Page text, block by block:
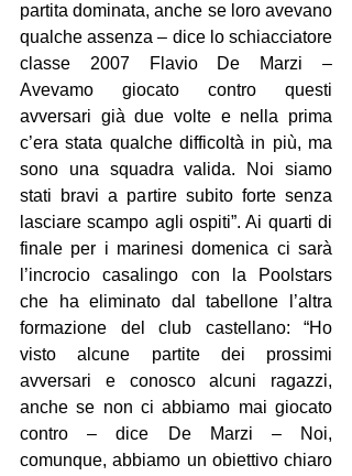
partita dominata, anche se loro avevano
qualche assenza – dice lo schiacciatore
classe 2007 Flavio De Marzi –
Avevamo giocato contro questi
avversari già due volte e nella prima
c’era stata qualche difficoltà in più, ma
sono una squadra valida. Noi siamo
stati bravi a partire subito forte senza
lasciare scampo agli ospiti”. Ai quarti di
finale per i marinesi domenica ci sarà
l’incrocio casalingo con la Poolstars
che ha eliminato dal tabellone l’altra
formazione del club castellano: “Ho
visto alcune partite dei prossimi
avversari e conosco alcuni ragazzi,
anche se non ci abbiamo mai giocato
contro – dice De Marzi – Noi,
comunque, abbiamo un obiettivo chiaro